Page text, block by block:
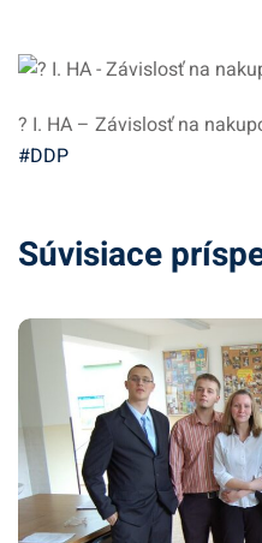
? I. HA – Závislosť na
#DDP
Súvisiace